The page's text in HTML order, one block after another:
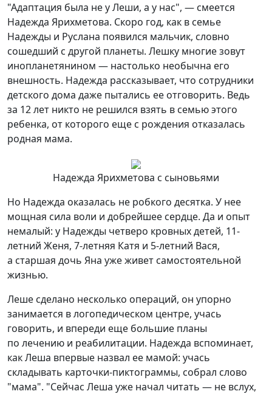
"Адаптация была не у Леши, а у нас", — смеется
Надежда Ярихметова. Скоро год, как в семье
Надежды и Руслана появился мальчик, словно
сошедший с другой планеты. Лешку многие зовут
инопланетянином — настолько необычна его
внешность. Надежда рассказывает, что сотрудники
детского дома даже пытались ее отговорить. Ведь
за 12 лет никто не решился взять в семью этого
ребенка, от которого еще с рождения отказалась
родная мама.
Надежда Ярихметова с сыновьями
Но Надежда оказалась не робкого десятка. У нее
мощная сила воли и добрейшее сердце. Да и опыт
немалый: у Надежды четверо кровных детей, 11-
летний Женя, 7-летняя Катя и 5-летний Вася,
а старшая дочь Яна уже живет самостоятельной
жизнью.
Леше сделано несколько операций, он упорно
занимается в логопедическом центре, учась
говорить, и впереди еще большие планы
по лечению и реабилитации. Надежда вспоминает,
как Леша впервые назвал ее мамой: учась
складывать карточки-пиктограммы, собрал слово
"мама". "Сейчас Леша уже начал читать — не вслух,